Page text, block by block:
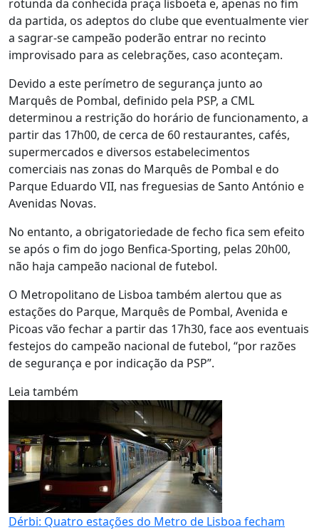
rotunda da conhecida praça lisboeta e, apenas no fim
da partida, os adeptos do clube que eventualmente vier
a sagrar-se campeão poderão entrar no recinto
improvisado para as celebrações, caso aconteçam.
Devido a este perímetro de segurança junto ao
Marquês de Pombal, definido pela PSP, a CML
determinou a restrição do horário de funcionamento, a
partir das 17h00, de cerca de 60 restaurantes, cafés,
supermercados e diversos estabelecimentos
comerciais nas zonas do Marquês de Pombal e do
Parque Eduardo VII, nas freguesias de Santo António e
Avenidas Novas.
No entanto, a obrigatoriedade de fecho fica sem efeito
se após o fim do jogo Benfica-Sporting, pelas 20h00,
não haja campeão nacional de futebol.
O Metropolitano de Lisboa também alertou que as
estações do Parque, Marquês de Pombal, Avenida e
Picoas vão fechar a partir das 17h30, face aos eventuais
festejos do campeão nacional de futebol, “por razões
de segurança e por indicação da PSP”.
Leia também
Dérbi: Quatro estações do Metro de Lisboa fecham